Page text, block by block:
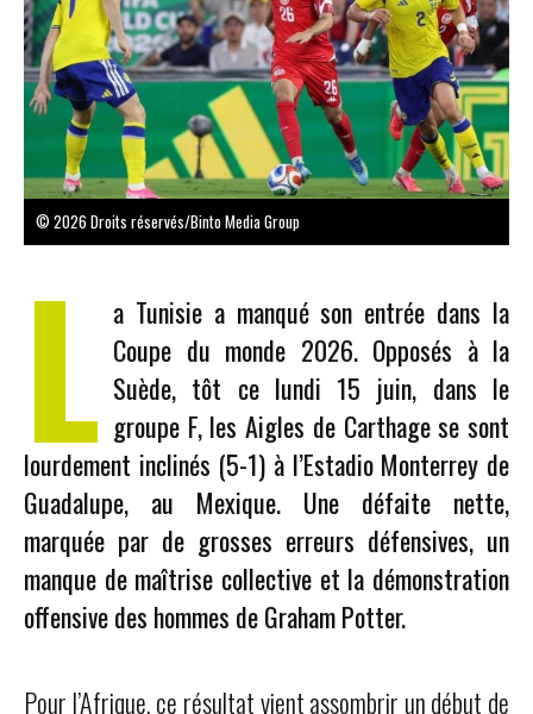
© 2026 Droits réservés/Binto Media Group
L a Tunisie a manqué son entrée dans la
Coupe du monde 2026. Opposés à la
Suède, tôt ce lundi 15 juin, dans le
groupe F, les Aigles de Carthage se sont
lourdement inclinés (5-1) à l’Estadio Monterrey de
Guadalupe, au Mexique. Une défaite nette,
marquée par de grosses erreurs défensives, un
manque de maîtrise collective et la démonstration
offensive des hommes de Graham Potter.
Pour l’Afrique, ce résultat vient assombrir un début de